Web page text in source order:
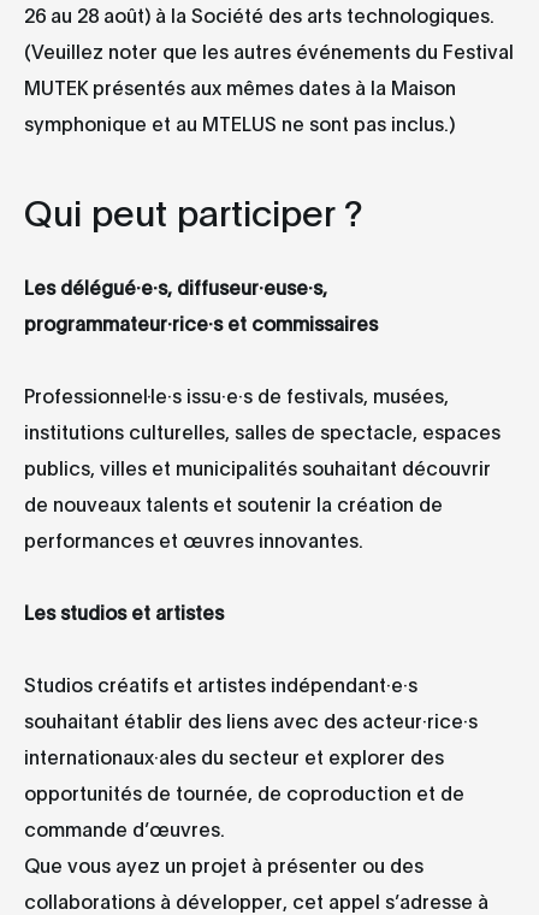
26 au 28 août) à la Société des arts technologiques.
(Veuillez noter que les autres événements du Festival
MUTEK présentés aux mêmes dates à la Maison
symphonique et au MTELUS ne sont pas inclus.)
Qui peut participer ?
Les délégué·e·s, diffuseur·euse·s,
programmateur·rice·s et commissaires
Professionnel·le·s issu·e·s de festivals, musées,
institutions culturelles, salles de spectacle, espaces
publics, villes et municipalités souhaitant découvrir
de nouveaux talents et soutenir la création de
performances et œuvres innovantes.
Les studios et artistes
Studios créatifs et artistes indépendant·e·s
souhaitant établir des liens avec des acteur·rice·s
internationaux·ales du secteur et explorer des
opportunités de tournée, de coproduction et de
commande d’œuvres.
Que vous ayez un projet à présenter ou des
collaborations à développer, cet appel s’adresse à